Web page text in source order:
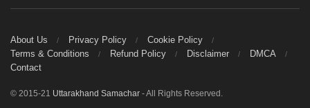
About Us Privacy Policy
Cookie Policy
Terms & Conditions
Refund Policy Disclaimer
DMCA
Contact
© 2015-21 Uttarakhand Samachar - All Rights Reserved.